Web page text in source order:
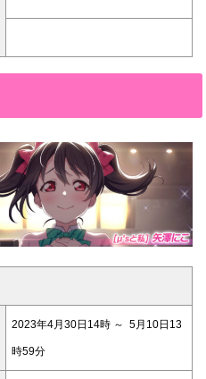
2023年4月30日14時 ～ 5月10日13
時59分